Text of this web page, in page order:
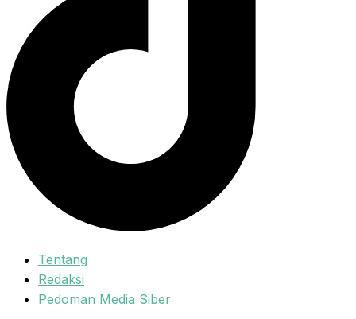
Tentang
Redaksi
Pedoman Media Siber